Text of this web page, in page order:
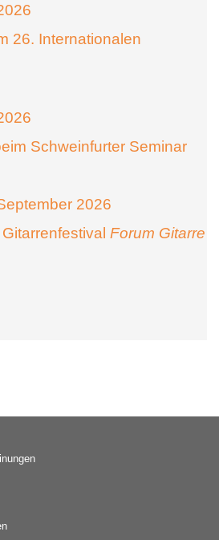
26. Internationalen
Schweinfurter Seminar
2026
Forum Gitarre